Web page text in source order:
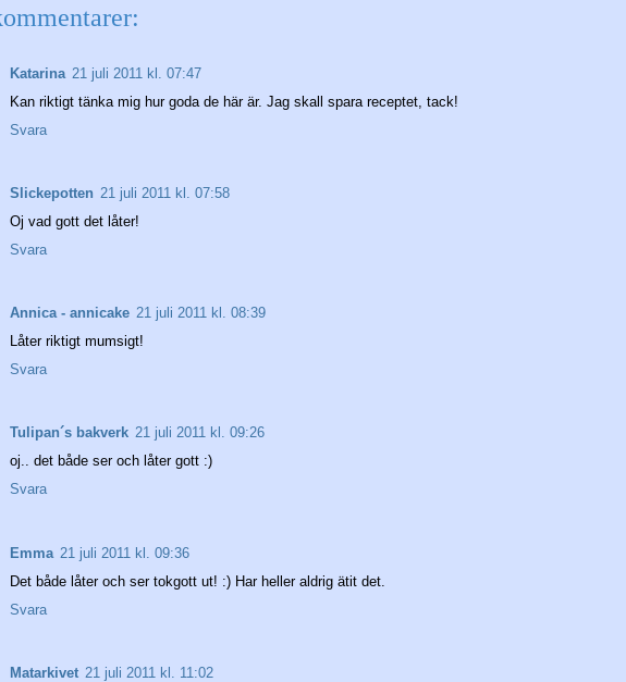
Katarina 21 juli 2011 kl. 07:47
Kan riktigt tänka mig hur goda de här är. Jag skall spara receptet, tack!
Svara
Slickepotten 21 juli 2011 kl. 07:58
Oj vad gott det låter!
Svara
Annica - annicake 21 juli 2011 kl. 08:39
Låter riktigt mumsigt!
Svara
Tulipan´s bakverk 21 juli 2011 kl. 09:26
oj.. det både ser och låter gott :)
Svara
Emma 21 juli 2011 kl. 09:36
Det både låter och ser tokgott ut! :) Har heller aldrig ätit det.
Svara
Matarkivet 21 juli 2011 kl. 11:02